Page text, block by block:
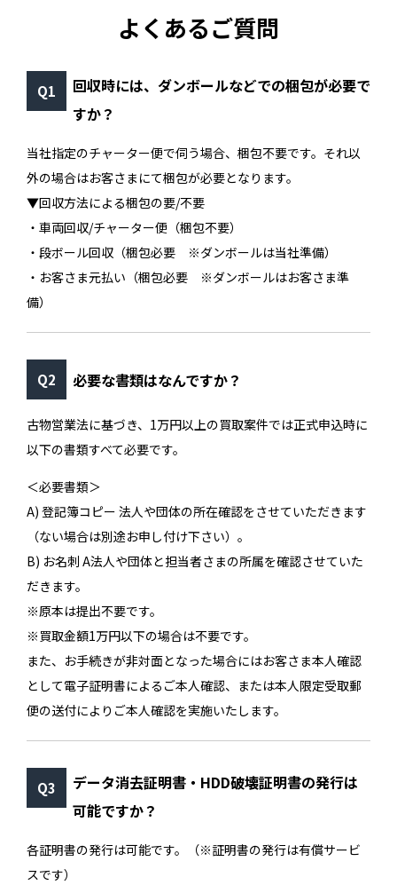
よくあるご質問
回収時には、ダンボールなどでの梱包が必要で
すか？
当社指定のチャーター便で伺う場合、梱包不要です。それ以
外の場合はお客さまにて梱包が必要となります。
▼回収方法による梱包の要/不要
・車両回収/チャーター便（梱包不要）
・段ボール回収（梱包必要 ※ダンボールは当社準備）
・お客さま元払い（梱包必要 ※ダンボールはお客さま準
備）
必要な書類はなんですか？
古物営業法に基づき、1万円以上の買取案件では正式申込時に
以下の書類すべて必要です。
＜必要書類＞
A) 登記簿コピー 法人や団体の所在確認をさせていただきます
（ない場合は別途お申し付け下さい）。
B) お名刺 A法人や団体と担当者さまの所属を確認させていた
だきます。
※原本は提出不要です。
※買取金額1万円以下の場合は不要です。
また、お手続きが非対面となった場合にはお客さま本人確認
として電子証明書によるご本人確認、または本人限定受取郵
便の送付によりご本人確認を実施いたします。
データ消去証明書・HDD破壊証明書の発行は
可能ですか？
各証明書の発行は可能です。（※証明書の発行は有償サービ
スです）